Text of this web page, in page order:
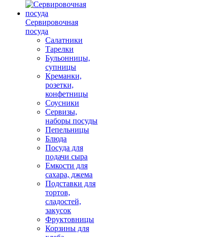
Сервировочная
посуда
Салатники
Тарелки
Бульонницы,
супницы
Креманки,
розетки,
конфетницы
Соусники
Сервизы,
наборы посуды
Пепельницы
Блюда
Посуда для
подачи сыра
Емкости для
сахара, джема
Подставки для
тортов,
сладостей,
закусок
Фруктовницы
Корзины для